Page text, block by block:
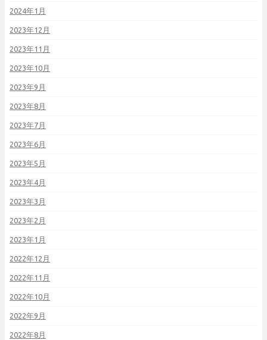
2024年1月
2023年12月
2023年11月
2023年10月
2023年9月
2023年8月
2023年7月
2023年6月
2023年5月
2023年4月
2023年3月
2023年2月
2023年1月
2022年12月
2022年11月
2022年10月
2022年9月
2022年8月